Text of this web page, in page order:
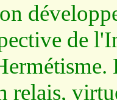
de
relais,